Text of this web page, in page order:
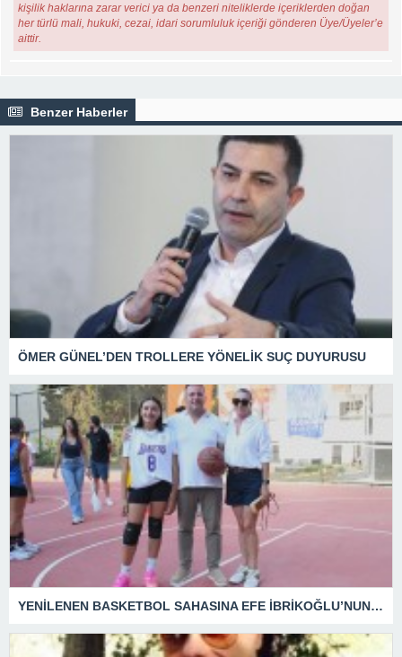
kişilik haklarına zarar verici ya da benzeri niteliklerde içeriklerden doğan
her türlü mali, hukuki, cezai, idari sorumluluk içeriği gönderen Üye/Üyeler’e
aittir.
Benzer Haberler
ÖMER GÜNEL’DEN TROLLERE YÖNELİK SUÇ DUYURUSU
YENİLENEN BASKETBOL SAHASINA EFE İBRİKOĞLU’NUN ADI VERİLDİ